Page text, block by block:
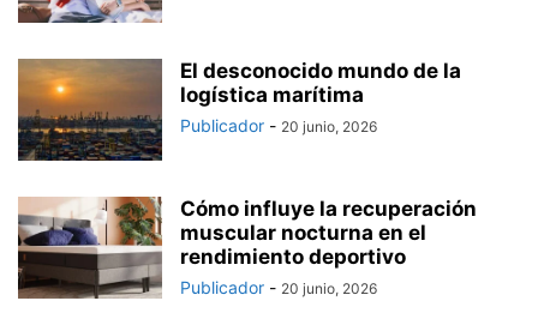
El desconocido mundo de la
logística marítima
Publicador - 20 junio, 2026
Cómo influye la recuperación
muscular nocturna en el
rendimiento deportivo
Publicador - 20 junio, 2026